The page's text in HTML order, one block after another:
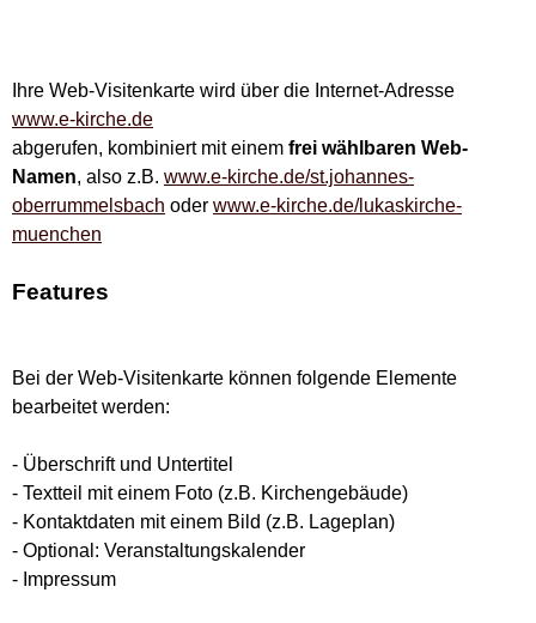
Ihre Web-Visitenkarte wird über die Internet-Adresse
www.e-kirche.de
abgerufen, kombiniert mit einem frei wählbaren Web-
Namen, also z.B. www.e-kirche.de/st.johannes-
oberrummelsbach oder www.e-kirche.de/lukaskirche-
muenchen
Features
Bei der Web-Visitenkarte können folgende Elemente
bearbeitet werden:
- Überschrift und Untertitel
- Textteil mit einem Foto (z.B. Kirchengebäude)
- Kontaktdaten mit einem Bild (z.B. Lageplan)
- Optional: Veranstaltungskalender
- Impressum